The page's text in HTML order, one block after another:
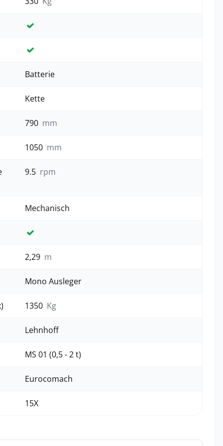
Ja
Ja
Batterie
Kette
790 mm
1050 mm
9.5 rpm
Mechanisch
Ja
2,29 m
Mono Ausleger
1350 Kg
Lehnhoff
MS 01 (0,5 - 2 t)
Eurocomach
15X